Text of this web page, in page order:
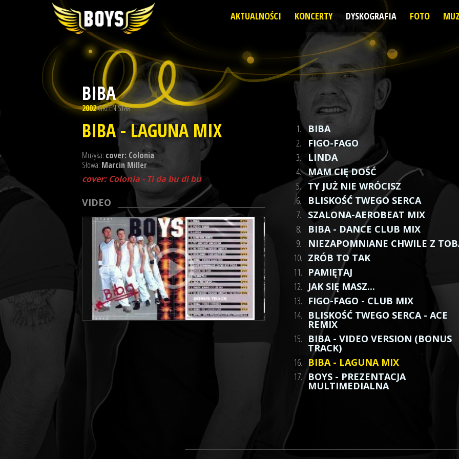
AKTUALNOŚCI KONCERTY DYSKOGRAFIA FOTO
BIBA
2002GREEN STAR
BIBA - LAGUNA MIX
Muzyka: cover: Colonia
Słowa: Marcin Miller
cover: Colonia - Ti da bu di bu
VIDEO
1.
BIBA
2.
FIGO-FAGO
3.
LINDA
4. MAM CIĘ DOŚĆ
5. TY JUŻ NIE WRÓCISZ
6.
BLISKOŚĆ TWEGO SERCA
7.
SZALONA-AEROBEAT MIX
8.
BIBA - DANCE CLUB MIX
9.
NIEZAPOMNIANE CHWILE Z
10. ZRÓB TO TAK
11. PAMIĘTAJ
12. JAK SIĘ MASZ...
13. FIGO-FAGO - CLUB MIX
14. BLISKOŚĆ TWEGO SERCA - ACE
REMIX
15. BIBA - VIDEO VERSION (BONUS
TRACK)
16. BIBA - LAGUNA MIX
17. BOYS - PREZENTACJA
MULTIMEDIALNA